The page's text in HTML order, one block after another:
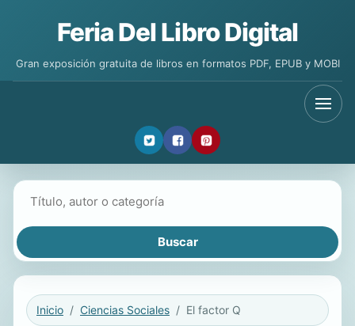
Feria Del Libro Digital
Gran exposición gratuita de libros en formatos PDF, EPUB y MOBI
Inicio Ciencias Sociales El factor Q